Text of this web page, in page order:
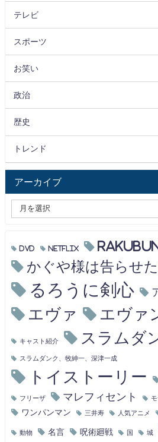
テレビ
スポーツ
お笑い
政治
歴史
トレンド
アーカイブ
DVD Netflix
かぐや様は告らせ
るろうに剣心
エヴァ エヴァ
キャスト紹介 スラムダ
スラムダンク、牧紳一、深津一成
トイストーリー
フリーザ マレフィセント
ワンパンマン 三井寿 人気アニメ
動物 名言 呪術廻戦 国 城